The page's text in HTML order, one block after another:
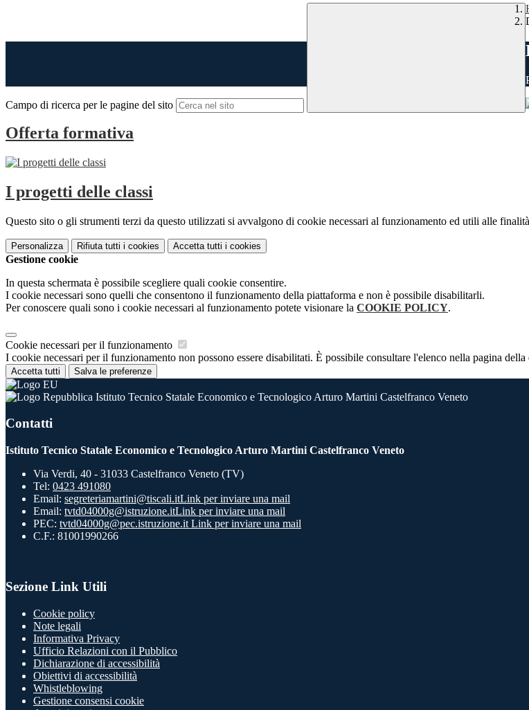
Campo di ricerca per le pagine del sito
Offerta formativa
I progetti delle classi
Questo sito o gli strumenti terzi da questo utilizzati si avvalgono di cookie necessari al funzionamento ed utili alle
Personalizza Rifiuta tutti i cookies Accetta tutti i cookies
Gestione cookie
In questa schermata è possibile scegliere quali cookie consentire.
I cookie necessari sono quelli che consentono il funzionamento della piattaforma e non è possibile disabilitarli.
Per conoscere quali sono i cookie necessari al funzionamento potete visionare la COOKIE POLICY.
Cookie necessari per il funzionamento
I cookie necessari per il funzionamento non possono essere disabilitati. È possibile consultare l'elenco nella pagina
Accetta tutti Salva le preferenze
Istituto Tecnico Statale Economico e Tecnologico Arturo Martini Castelfranco Veneto
Contatti
Istituto Tecnico Statale Economico e Tecnologico Arturo Martini Castelfranco Veneto
Via Verdi, 40 - 31033 Castelfranco Veneto (TV)
Tel: 0423 491080
Email: segreteriamartini@tiscali.itLink per inviare una mail
Email: tvtd04000g@istruzione.itLink per inviare una mail
PEC: tvtd04000g@pec.istruzione.it Link per inviare una mail
C.F.: 81001990266
Sezione Link Utili
Cookie policy
Note legali
Informativa Privacy
Ufficio Relazioni con il Pubblico
Dichiarazione di accessibilità
Obiettivi di accessibilità
Whistleblowing
Gestione consensi cookie